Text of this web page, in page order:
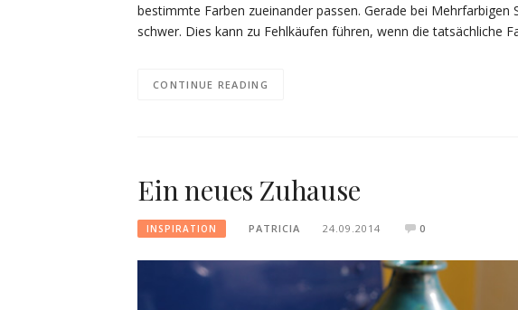
bestimmte Farben zueinander passen. Gerade bei
schwer. Dies kann zu Fehlkäufen führen, wenn die tatsächliche
CONTINUE READING
Ein neues Zuhause
INSPIRATION PATRICIA 24.09.2014 0